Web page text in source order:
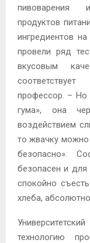
пивоварения
продуктов
ингредиентов
провели ряд
вкусовым
профессор. – Но
гума», она
воздействием
то жвачку можно
безопасно».
безопасен и для
спокойно
хлеба,
технологию